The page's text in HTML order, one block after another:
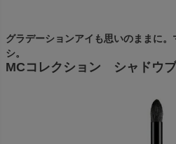
グラデーションアイも思いのままに
シ。
MCコレクション シャドウブ